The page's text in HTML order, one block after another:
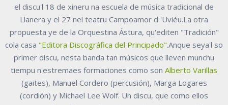
el discu'l 18 de xineru na escuela de música tradicional de
Llanera y el 27 nel teatru Campoamor d 'Uviéu.La otra
propuesta ye de la Orquestina Ástura, qu'editen "Tradición"
cola casa "Editora Discográfica del Principado".Anque seya'l so
primer discu, nesta banda tan músicos que lleven munchu
tiempu n'estremaes formaciones como son Alberto Varillas
(gaites), Manuel Cordero (percusión), Marga Logares
(cordión) y Michael Lee Wolf. Un discu, que como ellos